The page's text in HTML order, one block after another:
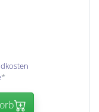
*